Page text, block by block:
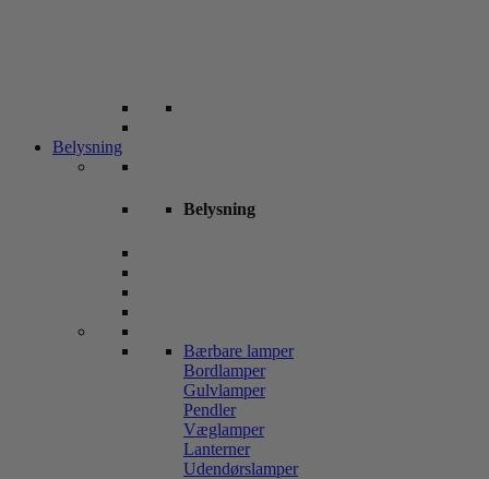
Belysning
Belysning
Bærbare lamper
Bordlamper
Gulvlamper
Pendler
Væglamper
Lanterner
Udendørslamper